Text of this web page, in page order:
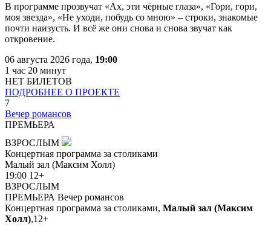
В программе прозвучат «Ах, эти чёрные глаза», «Гори, гори,
моя звезда», «Не уходи, побудь со мною» – строки, знакомые
почти наизусть. И всё же они снова и снова звучат как
откровение.
06 августа 2026 года, 19:00
1 час 20 минут
НЕТ БИЛЕТОВ
ПОДРОБНЕЕ О ПРОЕКТЕ
7
Вечер романсов
ПРЕМЬЕРА
ВЗРОСЛЫМ
Концертная программа за столиками
Малый зал (Максим Холл)
19:00 12+
ВЗРОСЛЫМ
ПРЕМЬЕРА Вечер романсов
Концертная программа за столиками, Малый зал (Максим
Холл),12+